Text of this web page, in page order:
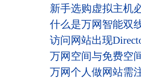
新手选购虚拟主机
什么是万网智能双
访问网站出现
万网空间与免费空
万网个人做网站需